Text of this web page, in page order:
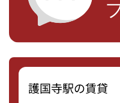
護国寺駅の賃貸